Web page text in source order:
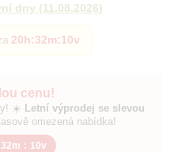
cenu!
☀️ Letní výprodej se slevou
omezená nabídka!
32m : 9v
dny (11.08.2026)
20h:32m:9v